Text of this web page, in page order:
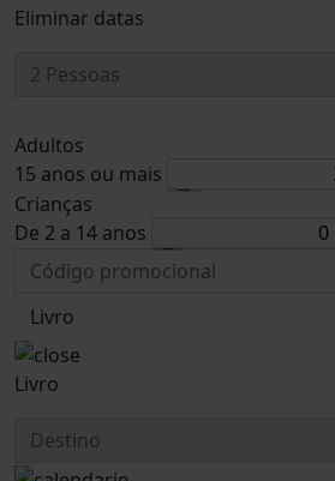
Eliminar datas
Adultos
15 anos ou mais
Crianças
De 2 a 14 anos
Livro
Livro